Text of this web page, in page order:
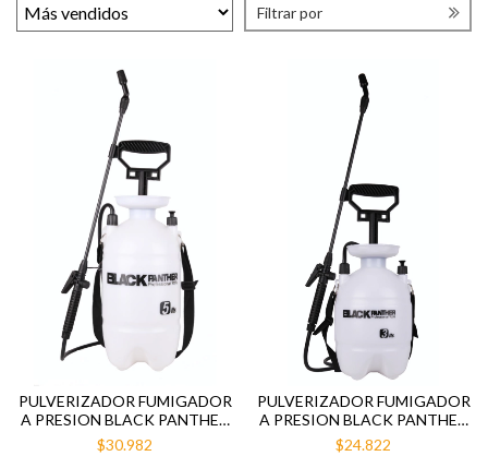
Filtrar por
PULVERIZADOR FUMIGADOR
A PRESION BLACK PANTHER
5 LITROS
$30.982
PULVERIZADOR FUMIGADOR
A PRESION BLACK PANTHER
3 LITROS
$24.822